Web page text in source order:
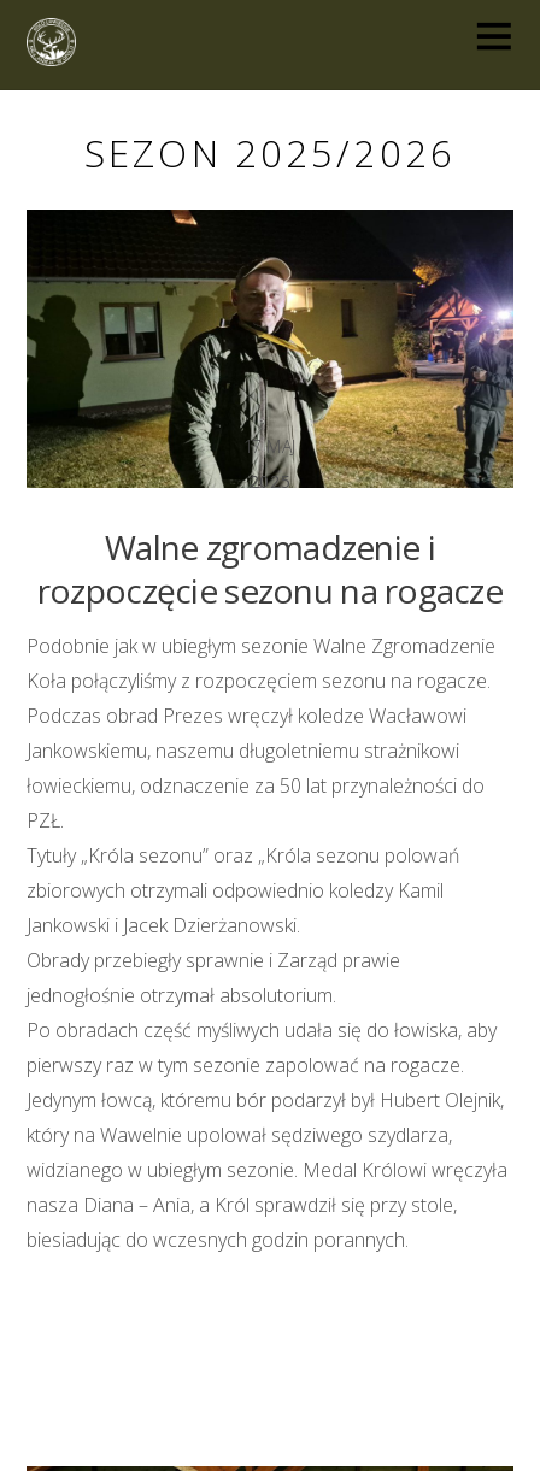
SEZON 2025/2026
17 MAJ
2025
Walne zgromadzenie i
rozpoczęcie sezonu na rogacze
Podobnie jak w ubiegłym sezonie Walne Zgromadzenie
Koła połączyliśmy z rozpoczęciem sezonu na rogacze.
Podczas obrad Prezes wręczył koledze Wacławowi
Jankowskiemu, naszemu długoletniemu strażnikowi
łowieckiemu, odznaczenie za 50 lat przynależności do
PZŁ.
Tytuły „Króla sezonu” oraz „Króla sezonu polowań
zbiorowych otrzymali odpowiednio koledzy Kamil
Jankowski i Jacek Dzierżanowski.
Obrady przebiegły sprawnie i Zarząd prawie
jednogłośnie otrzymał absolutorium.
Po obradach część myśliwych udała się do łowiska, aby
pierwszy raz w tym sezonie zapolować na rogacze.
Jedynym łowcą, któremu bór podarzył był Hubert Olejnik,
który na Wawelnie upolował sędziwego szydlarza,
widzianego w ubiegłym sezonie. Medal Królowi wręczyła
nasza Diana – Ania, a Król sprawdził się przy stole,
biesiadując do wczesnych godzin porannych.